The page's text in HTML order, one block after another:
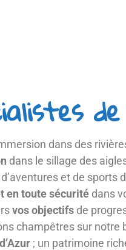
dans des
dans le sillage des
et de sports
en toute sécuritédans
vos objectifs de
champêtres sur notre
d’Azur ; un patrimoine